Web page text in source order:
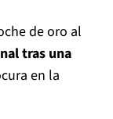
de oro al
tras una
en la